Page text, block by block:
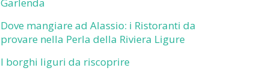
Dove mangiare ad Alassio: i Ristoranti da
provare nella Perla della Riviera Ligure
I borghi liguri da riscoprire